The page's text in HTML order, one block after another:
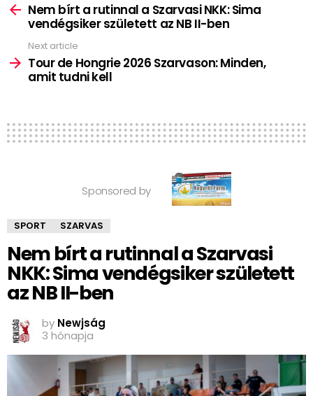
moreNem bírt a rutinnal a Szarvasi NKK: Sima
vendégsiker született az NB II-ben
Next article
Tour de Hongrie 2026 Szarvason: Minden,
amit tudni kell
Sponsored by
SPORT SZARVAS
Nem bírt a rutinnal a Szarvasi
NKK: Sima vendégsiker született
az NB II-ben
by Newjság
3 hónapja